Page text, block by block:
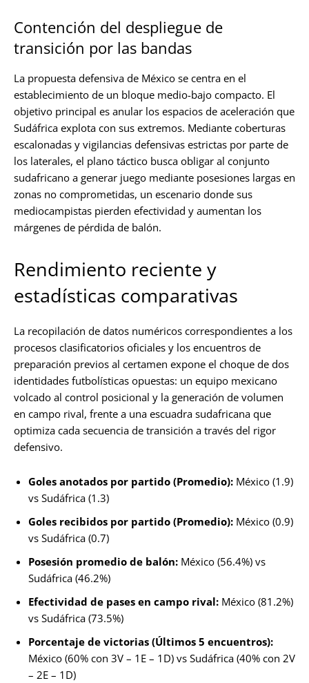
Contención del despliegue de
transición por las bandas
La propuesta defensiva de México se centra en el
establecimiento de un bloque medio-bajo compacto. El
objetivo principal es anular los espacios de aceleración que
Sudáfrica explota con sus extremos. Mediante coberturas
escalonadas y vigilancias defensivas estrictas por parte de
los laterales, el plano táctico busca obligar al conjunto
sudafricano a generar juego mediante posesiones largas en
zonas no comprometidas, un escenario donde sus
mediocampistas pierden efectividad y aumentan los
márgenes de pérdida de balón.
Rendimiento reciente y
estadísticas comparativas
La recopilación de datos numéricos correspondientes a los
procesos clasificatorios oficiales y los encuentros de
preparación previos al certamen expone el choque de dos
identidades futbolísticas opuestas: un equipo mexicano
volcado al control posicional y la generación de volumen
en campo rival, frente a una escuadra sudafricana que
optimiza cada secuencia de transición a través del rigor
defensivo.
Goles anotados por partido (Promedio): México (1.9)
vs Sudáfrica (1.3)
Goles recibidos por partido (Promedio): México (0.9)
vs Sudáfrica (0.7)
Posesión promedio de balón: México (56.4%) vs
Sudáfrica (46.2%)
Efectividad de pases en campo rival: México (81.2%)
vs Sudáfrica (73.5%)
Porcentaje de victorias (Últimos 5 encuentros):
México (60% con 3V – 1E – 1D) vs Sudáfrica (40% con 2V
– 2E – 1D)